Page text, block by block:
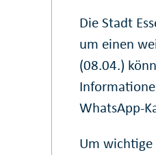
Die Stadt
um einen
(08.04.)
WhatsApp-
Um